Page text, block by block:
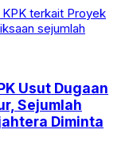
Usut Dugaan
Sejumlah
Diminta